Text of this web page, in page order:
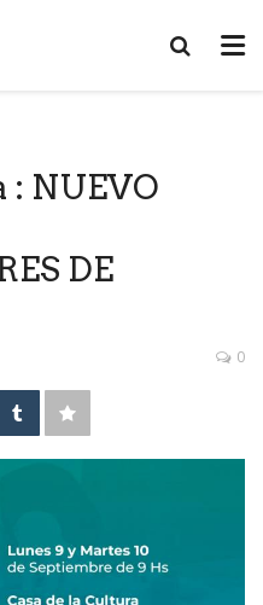
NUEVO
DE
0